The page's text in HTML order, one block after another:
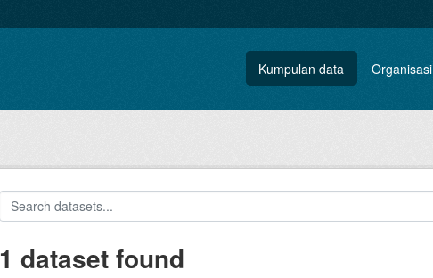
Kumpulan data Organisasi
1 dataset found